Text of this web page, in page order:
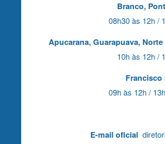
Branco,
08h30 às 12h /
Apucarana, Guarapuava, Norte
10h às 12h /
Francisco
09h às 12h /
E-mail oficial